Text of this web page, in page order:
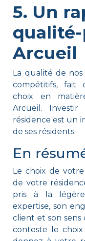
5. Un
Arcueil
La qualité de nos
compétitifs, fait
choix en
Arcueil.
résidence est un
de ses résidents.
En
Le choix de
de votre
pris à la
expertise, son
client et son sens
conteste le